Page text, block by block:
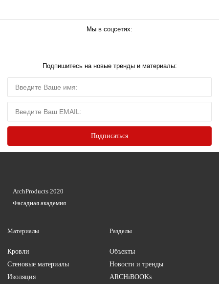
Мы в соцсетях:
Подпишитесь на новые тренды и материалы:
Материалы
Кровли
Стеновые материалы
Изоляция
Разделы
Объекты
Новости и тренды
ARCHiBOOKs
ArchProducts 2020
Фасадная академия